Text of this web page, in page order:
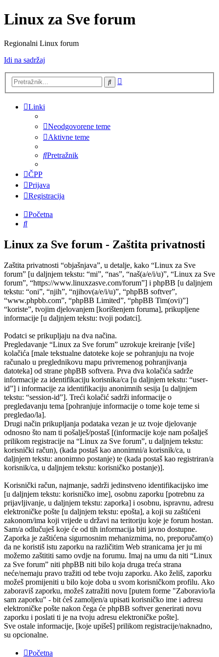
Linux za Sve forum
Regionalni Linux forum
Idi na sadržaj
Pretražnik
Linki
Neodgovorene teme
Aktivne teme
Pretražnik
ČPP
Prijava
Registracija
Početna
Pretražnik
Linux za Sve forum - Zaštita privatnosti
Zaštita privatnosti “objašnjava”, u detalje, kako “Linux za Sve
forum” [u daljnjem tekstu: “mi”, “nas”, “naš(a/e/i/u)”, “Linux za Sve
forum”, “https://www.linuxzasve.com/forum”] i phpBB [u daljnjem
tekstu: “oni”, “njih”, “njihov(a/e/i/u)”, “phpBB softver”,
“www.phpbb.com”, “phpBB Limited”, “phpBB Tim(ovi)”]
“koriste”, tvojim djelovanjem [korištenjem foruma], prikupljene
informacije [u daljnjem tekstu: tvoji podatci].
Podatci se prikupljaju na dva načina.
Pregledavanje “Linux za Sve forum” uzrokuje kreiranje [više]
kolačića [male tekstualne datoteke koje se pohranjuju na tvoje
računalo u preglednikovu mapu privremenog pohranjivanja
datoteka] od strane phpBB softvera. Prva dva kolačića sadrže
informacije za identifikaciju korisnika/ca [u daljnjem tekstu: “user-
id”] i informacije za identifikaciju anonimnih sesija [u daljnjem
tekstu: “session-id”]. Treći kolačić sadrži informacije o
pregledavanju tema [pohranjuje informacije o tome koje teme si
pregledao/la].
Drugi način prikupljanja podataka vezan je uz tvoje djelovanje
odnosno što nam ti pošalješ/postaš [(informacije koje nam pošalješ
prilikom registracije na “Linux za Sve forum”, u daljnjem tekstu:
korisnički račun), (kada postaš kao anonimni/a korisnik/ca, u
daljnjem tekstu: anonimno postanje) te (kada postaš kao registriran/a
korisnik/ca, u daljnjem tekstu: korisničko postanje)].
Korisnički račun, najmanje, sadrži jedinstveno identifikacijsko ime
[u daljnjem tekstu: korisničko ime], osobnu zaporku [potrebnu za
prijavljivanje, u daljnjem tekstu: zaporka] i osobnu, ispravnu, adresu
elektroničke pošte [u daljnjem tekstu: epošta], a koji su zaštićeni
zakonom/ima koji vrijede u državi na teritoriju koje je forum hostan.
Sam/a odlučuješ koje će od tih informacija biti javno dostupne.
Zaporka je zaštićena sigurnosnim mehanizmima, no, preporučam(o)
da ne koristiš istu zaporku na različitim Web stranicama jer ju mi
možemo zaštititi samo ovdje na forumu. Imaj na umu da niti “Linux
za Sve forum” niti phpBB niti bilo koja druga treća strana
neće/nemaju pravo tražiti od tebe tvoju zaporku. Ako želiš, zaporku
možeš promijeniti u bilo koje doba u svom korisničkom profilu. Ako
zaboraviš zaporku, možeš zatražiti novu [putem forme "Zaboravio/la
sam zaporku" - bit ćeš zamoljen/a upisati korisničko ime i adresu
elektroničke pošte nakon čega će phpBB softver generirati novu
zaporku i poslati ti je na tvoju adresu elektroničke pošte].
Sve ostale informacije, [koje upišeš] prilikom registracije/naknadno,
su opcionalne.
Početna